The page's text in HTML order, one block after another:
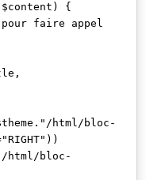
{
faire appel
html/bloc-
html/bloc-